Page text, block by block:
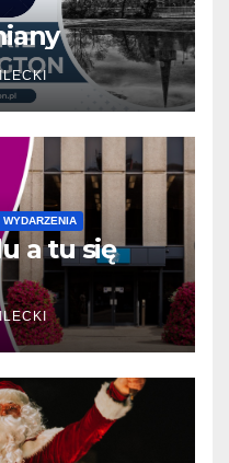
WYDARZENIA
a tu się